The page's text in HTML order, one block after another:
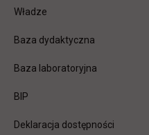
Władze
Baza dydaktyczna
Baza laboratoryjna
BIP
Deklaracja dostępności